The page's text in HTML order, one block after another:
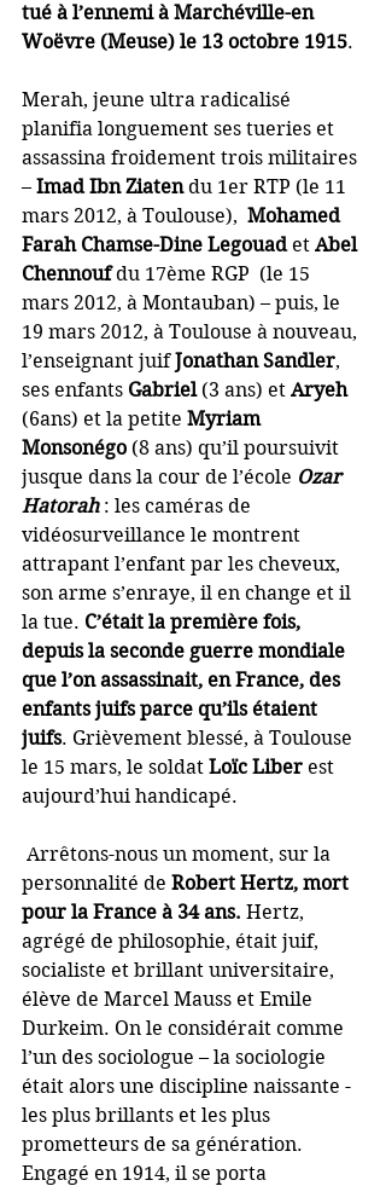
tué à l’ennemi à Marchéville-en
Woëvre (Meuse) le 13 octobre 1915.
Merah, jeune ultra radicalisé
planifia longuement ses tueries et
assassina froidement trois militaires
– Imad Ibn Ziaten du 1er RTP (le 11
mars 2012, à Toulouse), Mohamed
Farah Chamse-Dine Legouad et Abel
Chennouf du 17ème RGP  (le 15
mars 2012, à Montauban) – puis, le
19 mars 2012, à Toulouse à nouveau,
l’enseignant juif Jonathan Sandler,
ses enfants Gabriel (3 ans) et Aryeh
(6ans) et la petite Myriam
Monsonégo (8 ans) qu’il poursuivit
jusque dans la cour de l’école Ozar
Hatorah : les caméras de
vidéosurveillance le montrent
attrapant l’enfant par les cheveux,
son arme s’enraye, il en change et il
la tue. C’était la première fois,
depuis la seconde guerre mondiale
que l’on assassinait, en France, des
enfants juifs parce qu’ils étaient
juifs. Grièvement blessé, à Toulouse
le 15 mars, le soldat Loïc Liber est
aujourd’hui handicapé.
personnalité de Robert Hertz, mort
pour la France à 34 ans. Hertz,
agrégé de philosophie, était juif,
socialiste et brillant universitaire,
élève de Marcel Mauss et Emile
Durkeim. On le considérait comme
l’un des sociologue – la sociologie
était alors une discipline naissante -
les plus brillants et les plus
prometteurs de sa génération.
Engagé en 1914, il se porta